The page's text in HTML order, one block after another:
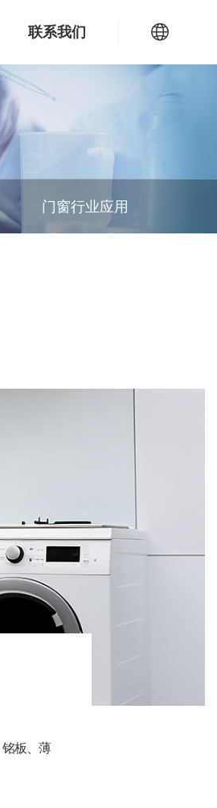
品定制
品定制
品定制
品定制
品定制
联系我们
品定制
门窗行业应用
板、薄